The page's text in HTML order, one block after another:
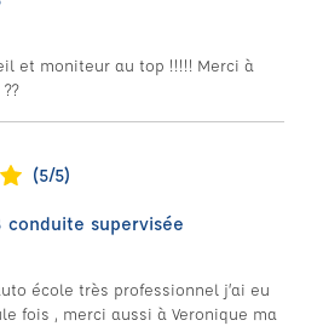
et moniteur au top !!!!! Merci à
(5/5)
conduite supervisée
école très professionnel j’ai eu
fois , merci aussi à Veronique ma